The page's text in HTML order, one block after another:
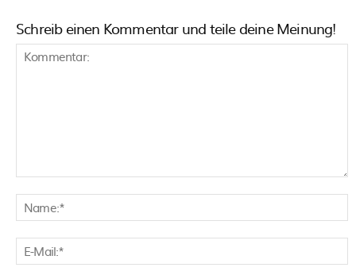
Schreib einen Kommentar und teile deine Meinung!